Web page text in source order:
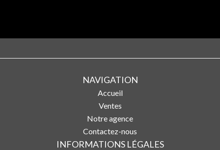
NAVIGATION
Accueil
Ventes
Notre agence
Contactez-nous
INFORMATIONS LÉGALES